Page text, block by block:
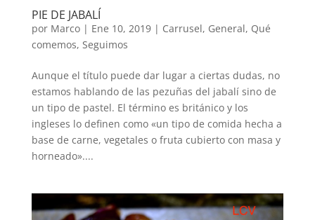
PIE DE JABALÍ
por Marco| Ene 10, 2019| Carrusel, General, Qué
comemos, Seguimos
Aunque el título puede dar lugar a ciertas dudas, no
estamos hablando de las pezuñas del jabalí sino de
un tipo de pastel. El término es británico y los
ingleses lo definen como «un tipo de comida hecha a
base de carne, vegetales o fruta cubierto con masa y
horneado»....